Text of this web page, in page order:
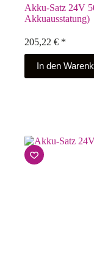
Akku-Satz 24V
Akkuausstatung)
205,22 € *
In den